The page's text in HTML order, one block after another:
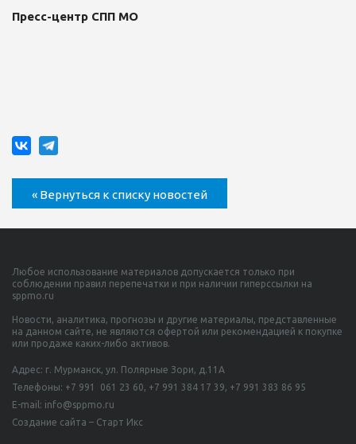
Пресс-центр СПП МО
« Вернуться к списку новостей
Любое использование материалов допускается только при
соблюдении правил перепечатки и при наличии гиперссылки на
sppmo.ru
Новости, аналитика, прогнозы и другие материалы, представленные
на данном сайте, не являются офертой или рекомендацией к покупке
или продаже каких-либо активов.
Адрес: г. Мурманск, ул. Полярные Зори, д.11А
Телефоны: +7 991 061 23 60, +7 991 384 17 39, +7 991 383 86 95
E-mail: info@sppmo.ru
Создание сайта – Старт Икс